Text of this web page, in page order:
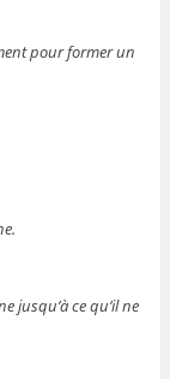
pour former un
jusqu’à ce qu’il ne